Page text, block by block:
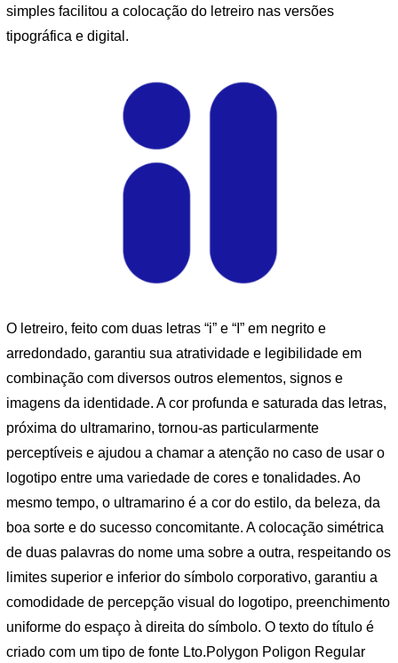
simples facilitou a colocação do letreiro nas versões
tipográfica e digital.
O letreiro, feito com duas letras “i” e “I” em negrito e
arredondado, garantiu sua atratividade e legibilidade em
combinação com diversos outros elementos, signos e
imagens da identidade. A cor profunda e saturada das letras,
próxima do ultramarino, tornou-as particularmente
perceptíveis e ajudou a chamar a atenção no caso de usar o
logotipo entre uma variedade de cores e tonalidades. Ao
mesmo tempo, o ultramarino é a cor do estilo, da beleza, da
boa sorte e do sucesso concomitante. A colocação simétrica
de duas palavras do nome uma sobre a outra, respeitando os
limites superior e inferior do símbolo corporativo, garantiu a
comodidade de percepção visual do logotipo, preenchimento
uniforme do espaço à direita do símbolo. O texto do título é
criado com um tipo de fonte Lto.Polygon Poligon Regular